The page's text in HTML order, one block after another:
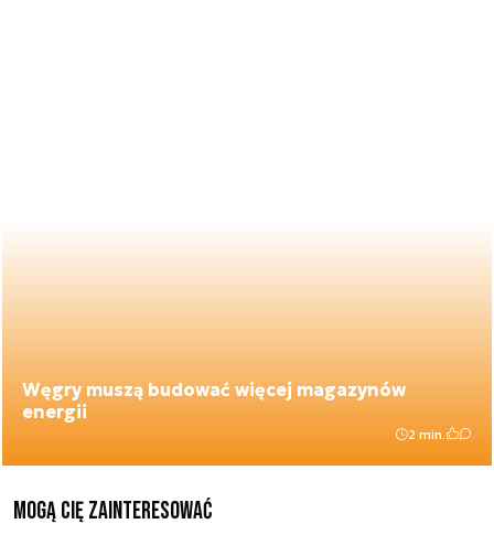
Węgry muszą budować więcej magazynów
energii
2 min.
Mogą Cię zainteresować